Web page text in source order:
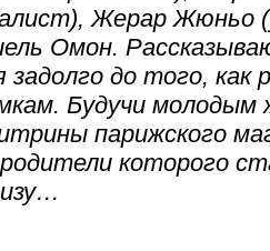
Жерар Жюньо
Омон.
до того, как
Будучи молодым
парижского
которого